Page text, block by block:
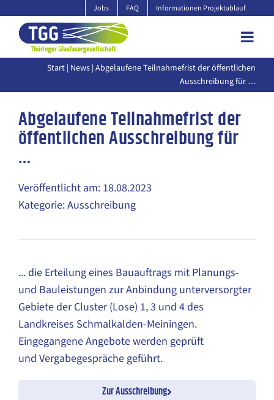
Inhalt
springen
Jobs FAQ Informationen Projektablauf
Start | News | Abgelaufene Teilnahmefrist der öffentlichen
Ausschreibung für …
Abgelaufene Teilnahmefrist der
öffentlichen Ausschreibung für
…
Veröffentlicht am: 18.08.2023
Kategorie: Ausschreibung
... die Erteilung eines Bauauftrags mit Planungs-
und Bauleistungen zur Anbindung unterversorgter
Gebiete der Cluster (Lose) 1, 3 und 4 des
Landkreises Schmalkalden-Meiningen.
Eingegangene Angebote werden geprüft
und Vergabegespräche geführt.
Zur Ausschreibung